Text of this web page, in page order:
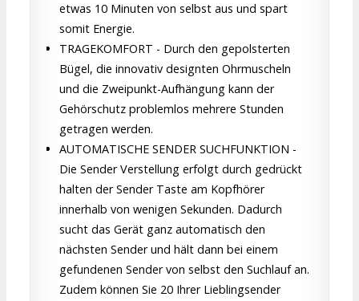
etwas 10 Minuten von selbst aus und spart
somit Energie.
TRAGEKOMFORT - Durch den gepolsterten
Bügel, die innovativ designten Ohrmuscheln
und die Zweipunkt-Aufhängung kann der
Gehörschutz problemlos mehrere Stunden
getragen werden.
AUTOMATISCHE SENDER SUCHFUNKTION -
Die Sender Verstellung erfolgt durch gedrückt
halten der Sender Taste am Kopfhörer
innerhalb von wenigen Sekunden. Dadurch
sucht das Gerät ganz automatisch den
nächsten Sender und hält dann bei einem
gefundenen Sender von selbst den Suchlauf an.
Zudem können Sie 20 Ihrer Lieblingsender